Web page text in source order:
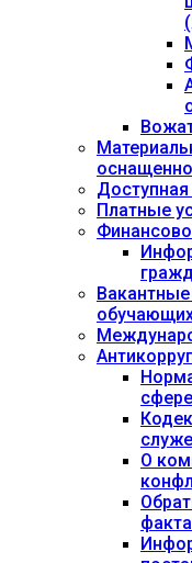
Платные
О